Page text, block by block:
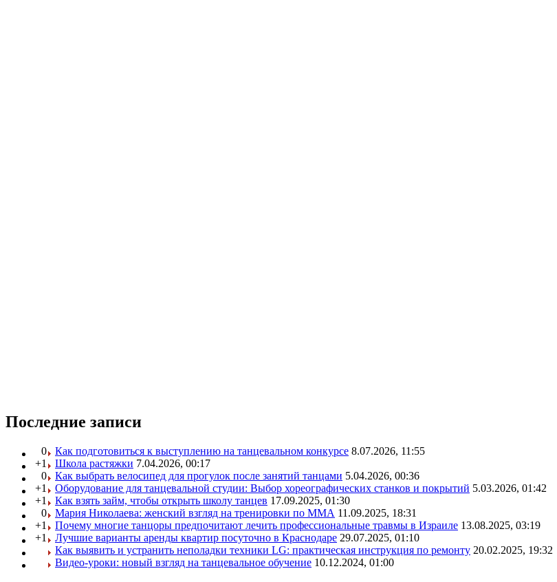
Последние записи
0 Как подготовиться к выступлению на танцевальном конкурсе 8.07.2026, 11:55
+1
Школа растяжки 7.04.2026, 00:17
0
Как выбрать велосипед для прогулок после занятий танцами 5.04.2026, 00:36
+1
Оборудование для танцевальной студии: Выбор хореографических станков и покрытий 5.03.2026, 01:42
+1
Как взять займ, чтобы открыть школу танцев 17.09.2025, 01:30
0
Мария Николаева: женский взгляд на тренировки по ММА 11.09.2025, 18:31
+1
Почему многие танцоры предпочитают лечить профессиональные травмы в Израиле 13.08.2025, 03:19
+1
Лучшие варианты аренды квартир посуточно в Краснодаре 29.07.2025, 01:10
Как выявить и устранить неполадки техники LG: практическая инструкция по ремонту 20.02.2025, 19:32
Видео-уроки: новый взгляд на танцевальное обучение 10.12.2024, 01:00